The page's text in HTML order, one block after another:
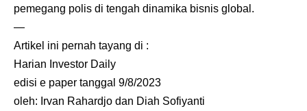
pemegang polis di tengah dinamika bisnis global.
—
Artikel ini pernah tayang di :
Harian Investor Daily
edisi e paper tanggal 9/8/2023
oleh: Irvan Rahardjo dan Diah Sofiyanti